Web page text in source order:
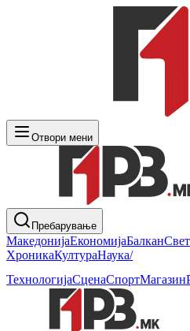
Отвори мени
Пребарување
МакедонијаЕкономијаБалканСвет
ХроникаКултураНаука/
ТехнологијаСценаСпортМагазин